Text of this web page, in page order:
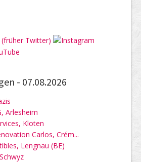
- 07.08.2026
Arlesheim
Kloten
Carlos, Crém...
Lengnau (BE)